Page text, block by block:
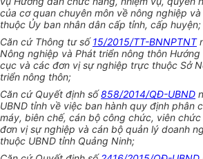
của cơ quan chuyên môn về nông nghiệp
thuộc Ủy ban nhân dân cấp tỉnh, cấp huyện;
Căn cứ Thông tư số15/2015/TT-BNNPTNT
Nông nghiệp và Phát triển nông thôn
cục và các đơn vị sự nghiệp trực thuộc Sở
triển nông thôn;
Căn cứ Quyết định số858/2014/QĐ-UBND
UBND tỉnh về việc ban hành quy định phân
máy, biên chế, cán bộ công chức, viên chức
đơn vị sự nghiệp và cán bộ quản lý doanh
thuộc UBND tỉnh Quảng Ninh;